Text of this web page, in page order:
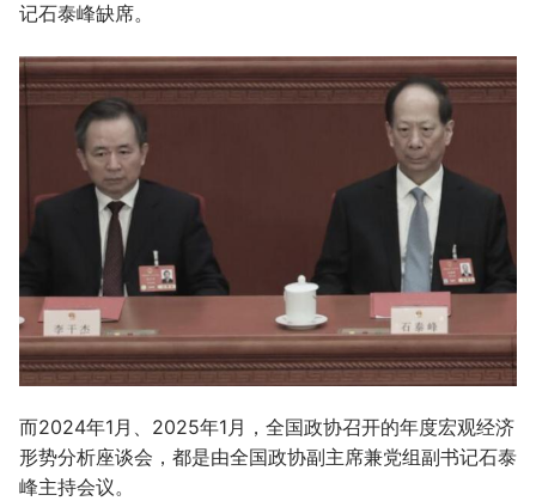
记石泰峰缺席。
而2024年1月、2025年1月，全国政协召开的年度宏观经济
形势分析座谈会，都是由全国政协副主席兼党组副书记石泰
峰主持会议。